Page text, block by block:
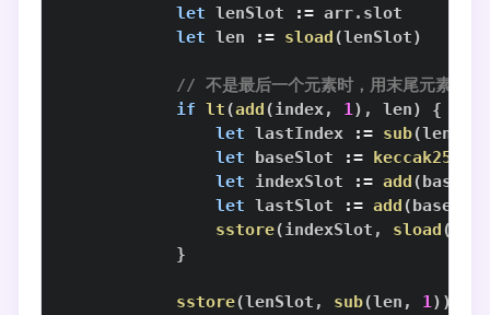
let lenSlot := arr.
let len := sload(lenSlot)
// 不是最后一个元素时，用末尾元素覆盖
if lt(add(index, 1) , len)
{
let lastIndex := sub(len
let baseSlot := keccak256
let indexSlot := add(
let lastSlot := add(baseSlot
sstore(indexSlot , sload(
}
sstore(lenSlot , sub(len , 1) )